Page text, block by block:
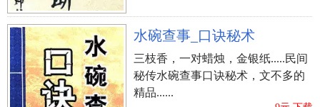
水碗查事_口诀秘术
三枝香，一对蜡烛，金银纸.....民间
秘传水碗查事口诀秘术，文不多的
精品......